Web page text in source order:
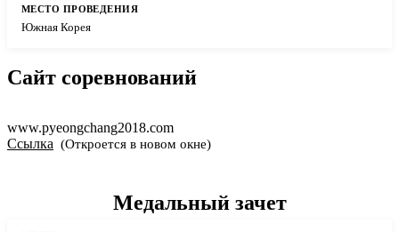
Южная Корея
Сайт соревнований
www.pyeongchang2018.com
Ссылка (Откроется в новом окне)
Медальный зачет